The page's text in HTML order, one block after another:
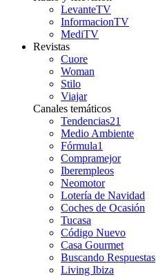
LevanteTV
InformacionTV
MediTV
Revistas
Cuore
Woman
Stilo
Viajar
Canales temáticos
Tendencias21
Medio Ambiente
Fórmula1
Compramejor
Iberempleos
Neomotor
Lotería de Navidad
Coches de Ocasión
Tucasa
Código Nuevo
Casa Gourmet
Buscando Respuestas
Living Ibiza